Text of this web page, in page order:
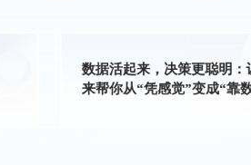
数据活起来，决策更聪明：
来帮你从“凭感觉”变成“靠